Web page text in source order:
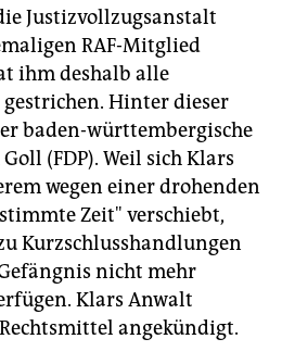
Justizvollzugsanstalt
RAF-Mitglied
ihm deshalb alle
Hinter dieser
baden-württembergische
(FDP). Weil sich Klars
wegen einer drohenden
Zeit" verschiebt,
Kurzschlusshandlungen
nicht mehr
Klars Anwalt
angekündigt.